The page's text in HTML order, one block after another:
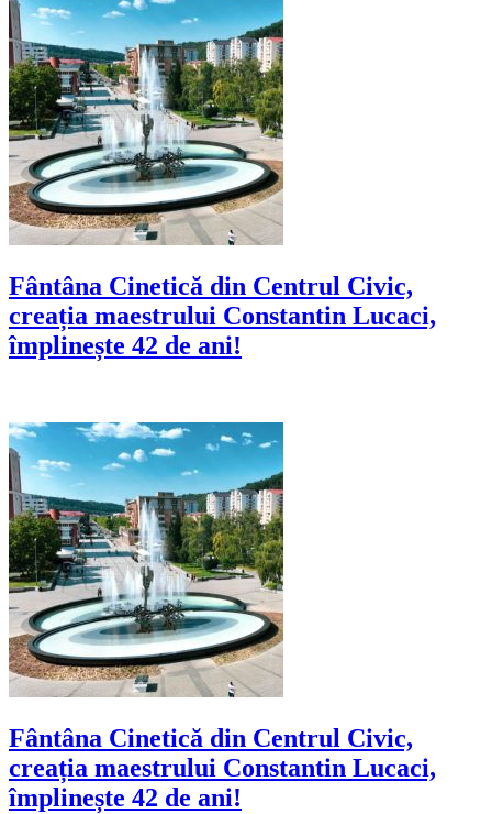
Fântâna Cinetică din Centrul Civic,
creația maestrului Constantin Lucaci,
împlinește 42 de ani!
Fântâna Cinetică din Centrul Civic,
creația maestrului Constantin Lucaci,
împlinește 42 de ani!